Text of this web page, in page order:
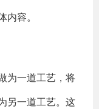
容。
为一道工艺，将
另一道工艺。这